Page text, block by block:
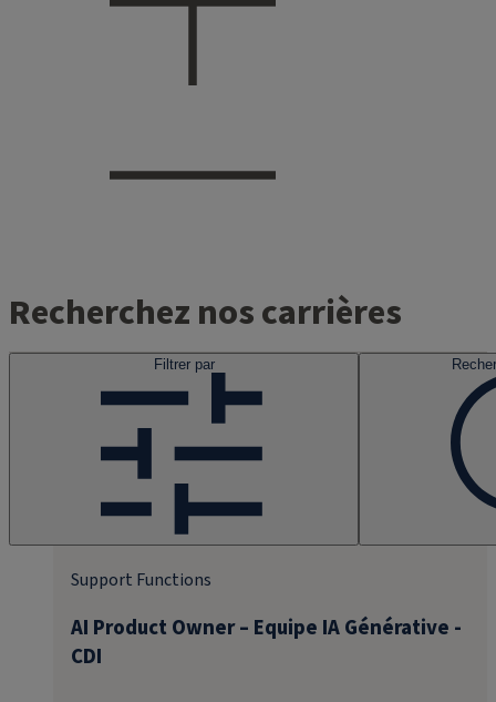
Recherchez nos carrières
Filtrer par
AI Product Owner – Equipe IA Générative -
CDI
Support Functions